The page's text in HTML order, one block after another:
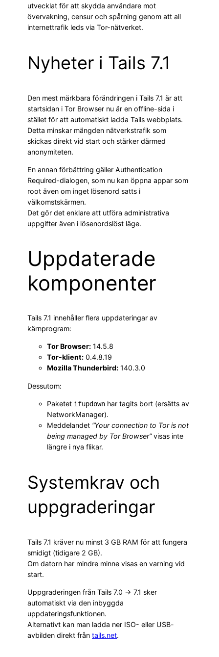
utvecklat för att skydda användare mot
övervakning, censur och spårning genom att all
internettrafik leds via Tor-nätverket.
Nyheter i Tails 7.1
Den mest märkbara förändringen i Tails 7.1 är att
startsidan i Tor Browser nu är en offline-sida i
stället för att automatiskt ladda Tails webbplats.
Detta minskar mängden nätverkstrafik som
skickas direkt vid start och stärker därmed
anonymiteten.
En annan förbättring gäller Authentication
Required-dialogen, som nu kan öppna appar som
root även om inget lösenord satts i
välkomstskärmen.
Det gör det enklare att utföra administrativa
uppgifter även i lösenordslöst läge.
Uppdaterade
komponenter
Tails 7.1 innehåller flera uppdateringar av
kärnprogram:
Tor Browser: 14.5.8
Tor-klient: 0.4.8.19
Mozilla Thunderbird: 140.3.0
Dessutom:
Paketet ifupdown har tagits bort (ersätts av
NetworkManager).
Meddelandet “Your connection to Tor is not
being managed by Tor Browser”visas inte
längre i nya flikar.
Systemkrav och
uppgraderingar
Tails 7.1 kräver nu minst 3 GB RAM för att fungera
smidigt (tidigare 2 GB).
Om datorn har mindre minne visas en varning vid
start.
Uppgraderingen från Tails 7.0 → 7.1 sker
automatiskt via den inbyggda
uppdateringsfunktionen.
Alternativt kan man ladda ner ISO- eller USB-
avbilden direkt från tails.net.